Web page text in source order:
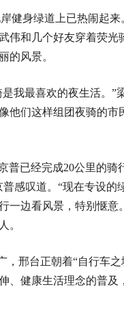
健身绿道上已热闹起
伟和几个好友穿着荧
的风景。
我最喜欢的夜生活。”
他们这样组团夜骑的
普已经完成20公里的骑
感叹道。“现在专设的
一边看风景，特别惬意
。
，邢台正朝着“自行车
、健康生活理念的普及